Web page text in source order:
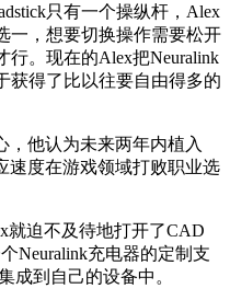
只有一个操纵杆，Alex
一，想要切换操作需要松开
行。现在的Alex把Neuralink
获得了比以往要自由得多的
他认为未来两年内植入
速度在游戏领域打败职业选
迫不及待地打开了CAD
Neuralink充电器的定制支
成到自己的设备中。